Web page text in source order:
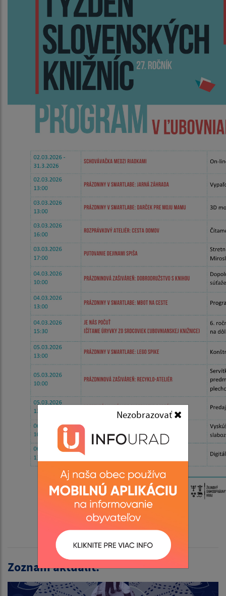
Nezobrazovať
Zoznam aktualít: